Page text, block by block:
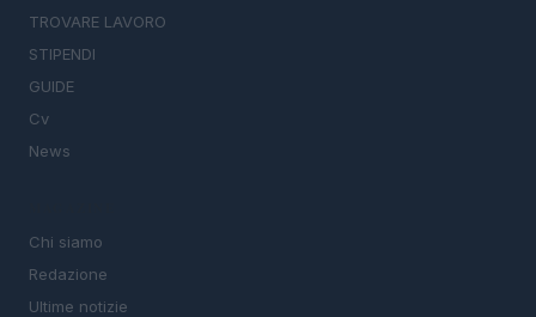
TROVARE LAVORO
STIPENDI
GUIDE
Cv
News
Chi siamo
Redazione
Ultime notizie